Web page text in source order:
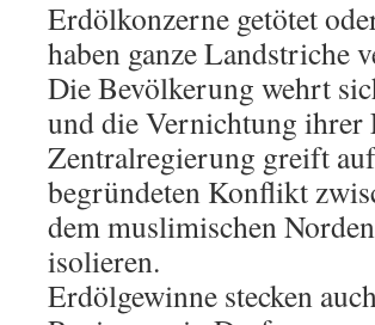
Erdölkonzerne getötet
haben ganze Landstriche
Die Bevölkerung wehrt
und die Vernichtung ihrer
Zentralregierung greift
begründeten Konflikt
dem muslimischen
isolieren.
Erdölgewinne stecken